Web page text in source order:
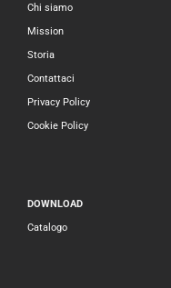
Chi siamo
Mission
Storia
Contattaci
Privacy Policy
Cookie Policy
DOWNLOAD
Catalogo